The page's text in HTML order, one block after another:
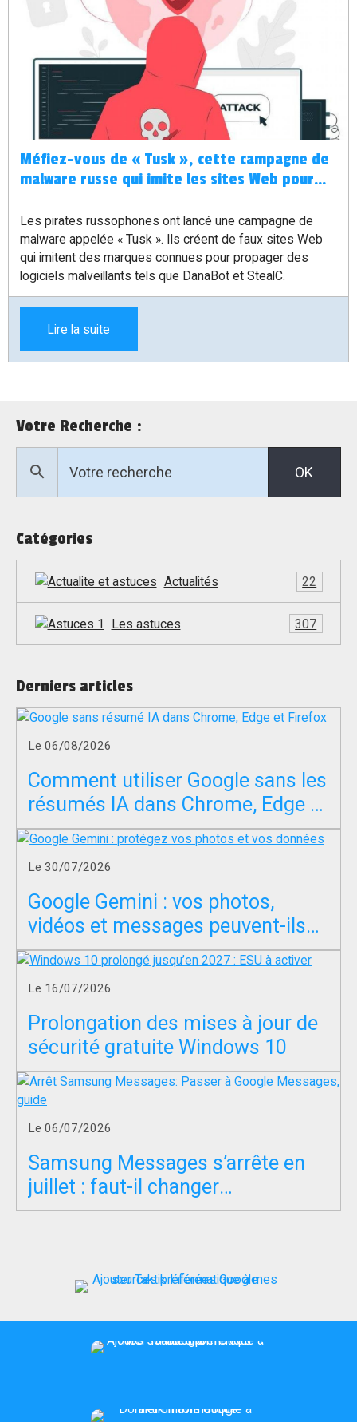
Méfiez-vous de « Tusk », cette campagne de
malware russe qui imite les sites Web pour
Les pirates russophones ont lancé une campagne de
malware appelée « Tusk ». Ils créent de faux sites Web
qui imitent des marques connues pour propager des
logiciels malveillants tels que DanaBot et StealC.
Lire la suite
Votre Recherche :
OK
Catégories
Actualités 22
Les astuces 307
Derniers articles
Le 06/08/2026
Comment utiliser Google sans les
résumés IA dans Chrome, Edge et
Firefox ?
Le 30/07/2026
Google Gemini : vos photos,
vidéos et messages peuvent-ils
servir à entraîner l’IA ?
Le 16/07/2026
Prolongation des mises à jour de
sécurité gratuite Windows 10
Le 06/07/2026
Samsung Messages s’arrête en
juillet : faut-il changer
d’application SMS ?